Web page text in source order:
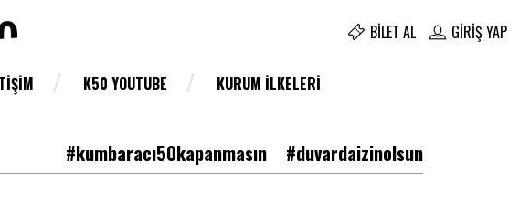
BILET AL GIRIŞ YAP
K50 YOUTUBE KURUM İLKELERI
#kumbaracı50kapanmasın #duvardaizinolsun